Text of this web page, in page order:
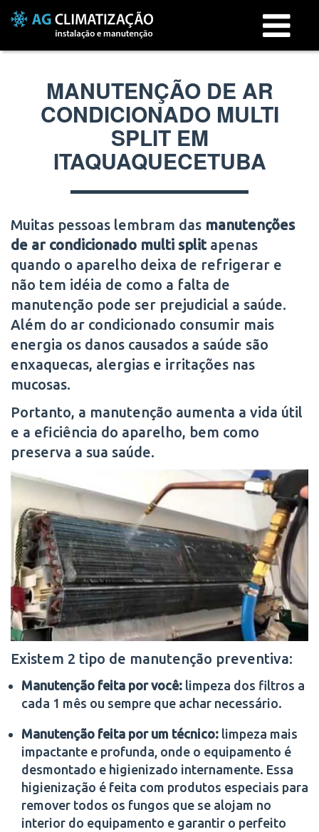
Menu
MANUTENÇÃO DE AR
CONDICIONADO MULTI
SPLIT EM
ITAQUAQUECETUBA
Muitas pessoas lembram das manutenções
de ar condicionado multi splitapenas
quando o aparelho deixa de refrigerar e
não tem idéia de como a falta de
manutenção pode ser prejudicial a saúde.
Além do ar condicionado consumir mais
energia os danos causados a saúde são
enxaquecas, alergias e irritações nas
mucosas.
Portanto, a manutenção aumenta a vida útil
e a eficiência do aparelho, bem como
preserva a sua saúde.
Existem 2 tipo de manutenção preventiva:
Manutenção feita por você: limpeza dos filtros a
cada 1 mês ou sempre que achar necessário.
Manutenção feita por um técnico: limpeza mais
impactante e profunda, onde o equipamento é
desmontado e higienizado internamente. Essa
higienização é feita com produtos especiais para
remover todos os fungos que se alojam no
interior do equipamento e garantir o perfeito